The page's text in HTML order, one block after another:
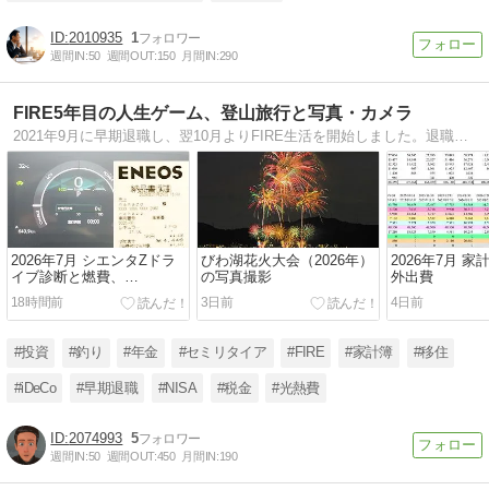
2010935 1
週間IN:50 週間OUT:150 月間IN:290
FIRE5年目の人生ゲーム、登山旅行と写真・カメラ
2026年7月 シエンタZドラ
イブ診断と燃費、
CB125R（JC91型）の燃費
18時間前
びわ湖花火大会（2026年）
の写真撮影
3日前
2026年7月 家
外出費
4日前
#投資 #釣り #年金 #セミリタイア #FIRE #家計簿 #移住
#iDeCo #早期退職 #NISA #税金 #光熱費
2074993 5
週間IN:50 週間OUT:450 月間IN:190